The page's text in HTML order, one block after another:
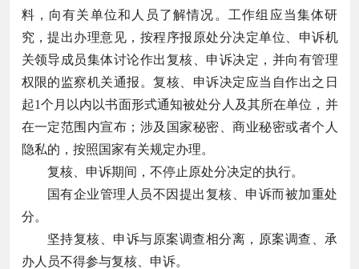
料，向有关单位和人员了解情况。工作组应当集体研
究，提出办理意见，按程序报原处分决定单位、申诉机
关领导成员集体讨论作出复核、申诉决定，并向有管理
权限的监察机关通报。复核、申诉决定应当自作出之日
起1个月以内以书面形式通知被处分人及其所在单位，并
在一定范围内宣布；涉及国家秘密、商业秘密或者个人
隐私的，按照国家有关规定办理。
复核、申诉期间，不停止原处分决定的执行。
国有企业管理人员不因提出复核、申诉而被加重处
分。
坚持复核、申诉与原案调查相分离，原案调查、承
办人员不得参与复核、申诉。